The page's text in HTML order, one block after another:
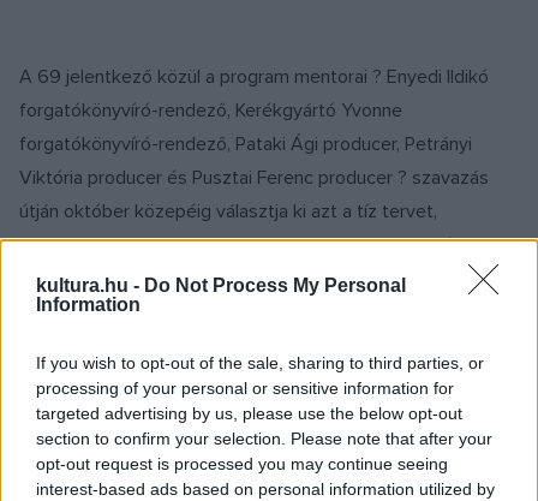
kultura.hu - Do Not Process My Personal
Information
If you wish to opt-out of the sale, sharing to third parties, or
processing of your personal or sensitive information for
targeted advertising by us, please use the below opt-out
section to confirm your selection. Please note that after your
opt-out request is processed you may continue seeing
interest-based ads based on personal information utilized by
A 69 jelentkező közül a program mentorai ? Enyedi Ildikó
forgatókönyvíró-rendező, Kerékgyártó Yvonne
forgatókönyvíró-rendező, Pataki Ági producer, Petrányi
Viktória producer és Pusztai Ferenc producer ? szavazás
útján október közepéig választja ki azt a tíz tervet,
amelyeket a fiatal filmesek a novemberi prezentációs, azaz
?pitch? fórumon is bemutathatnak.
A tíz filmterv közül három nyertest a mentorok, további
kettőt pedig a szakmai közönség (rendezők, producerek,
kritikusok, filmes szakemberek) választhat ki. A
forgatókönyv-fejlesztésre idén is kétmillió, filmgyártásra